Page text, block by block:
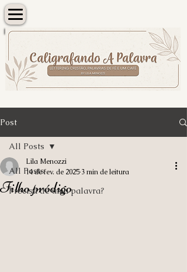
Post
All Posts
Precisa de uma palavra?
All Posts
Filho pródigo
Lila Menozzi
14 de fev. de 2025 3 min de leitura